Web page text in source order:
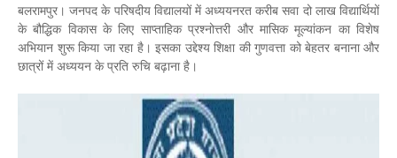
बलरामपुर। जनपद के परिषदीय विद्यालयों में अध्ययनरत करीब सवा दो लाख विद्यार्थियों
के बौद्धिक विकास के लिए साप्ताहिक प्रश्नोत्तरी और मासिक मूल्यांकन का विशेष
अभियान शुरू किया जा रहा है। इसका उद्देश्य शिक्षा की गुणवत्ता को बेहतर बनाना और
छात्रों में अध्ययन के प्रति रुचि बढ़ाना है।